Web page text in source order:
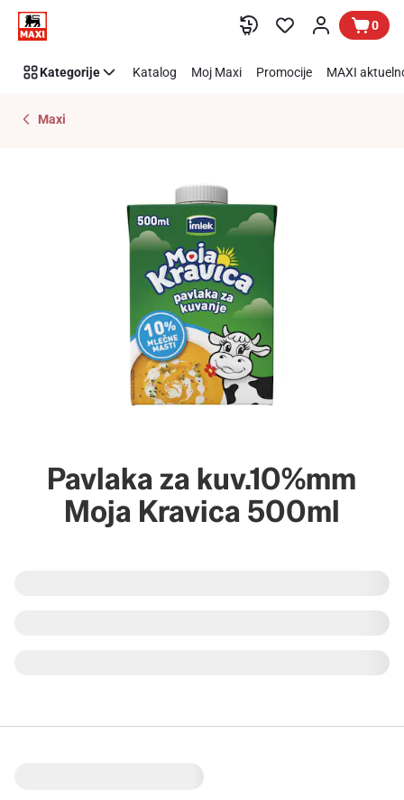
Preskoči link 0
Kategorije Katalog Moj Maxi Promocije MAXI
Maxi
Pavlaka za kuv.10%mm
Moja Kravica 500ml